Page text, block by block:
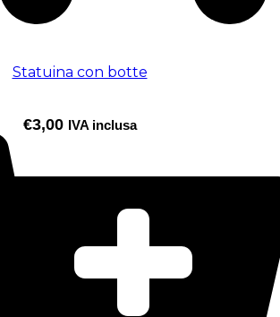
Statuina con botte
€3,00 IVA inclusa